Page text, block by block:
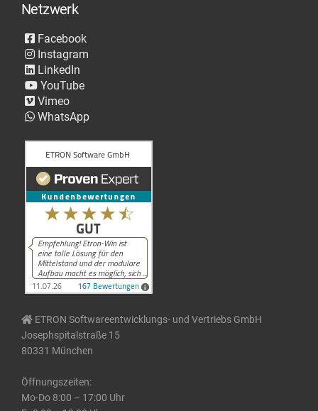
Netzwerk
Facebook
Instagram
LinkedIn
YouTube
Vimeo
WhatsApp
ETRON Softwareentwicklungs- und Vertriebs GmbH
Josephspitalstraße 15
80331 München
Öffnungszeiten:
Mo-Do 8:00 – 17:00 Uhr